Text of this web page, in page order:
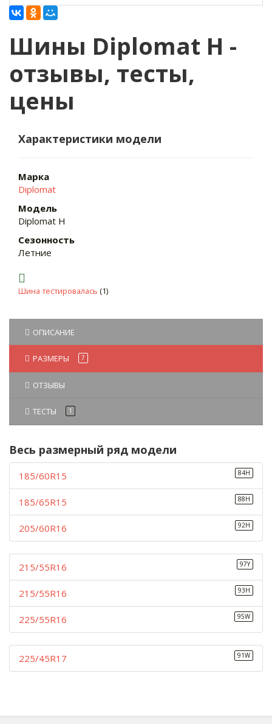
Шины Diplomat H -
отзывы, тесты,
цены
Характеристики модели
Марка
Diplomat
Модель
Diplomat H
Сезонность
Летние
Шина тестировалась (1)
ОПИСАНИЕ
РАЗМЕРЫ 7
ОТЗЫВЫ
ТЕСТЫ 1
Весь размерный ряд модели
84H
185/60R15
88H
185/65R15
92H
205/60R16
97Y
215/55R16
93H
215/55R16
95W
225/55R16
91W
225/45R17